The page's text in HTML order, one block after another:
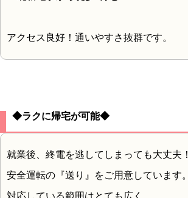
アクセス良好！通いやすさ抜群です。
◆ラクに帰宅が可能◆
就業後、終電を逃してしまっても大丈夫！
安全運転の『送り』をご用意しています。
対応している範囲はとても広く